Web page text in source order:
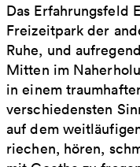
Das Erfahrungsfeld
Freizeitpark der
Ruhe, und
Mitten im
in einem
verschiedensten
auf dem
riechen, hören,